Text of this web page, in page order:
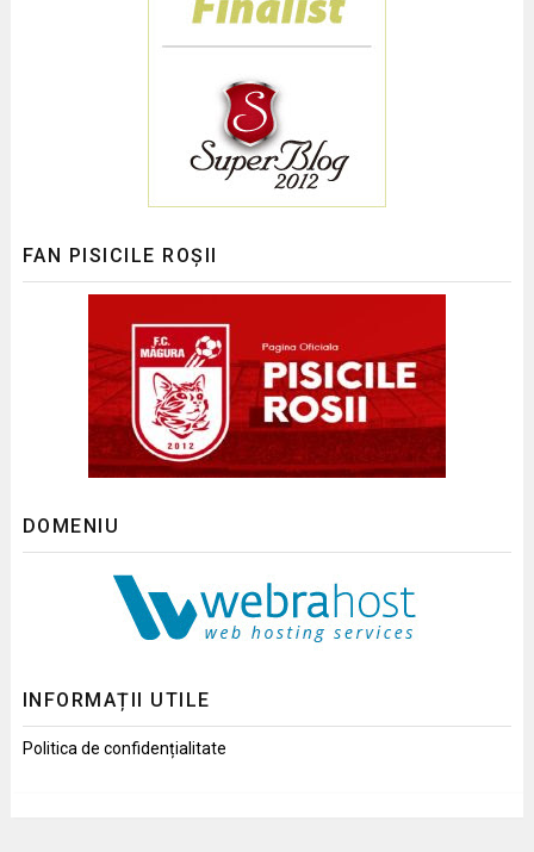
FAN PISICILE ROȘII
DOMENIU
INFORMAȚII UTILE
Politica de confidențialitate